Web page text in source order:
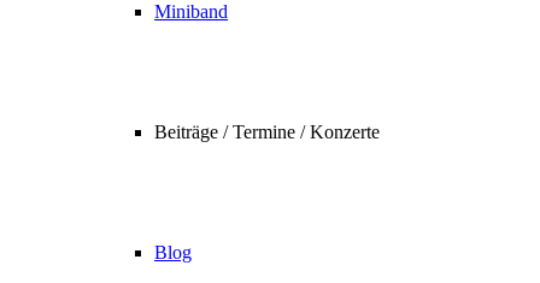
Miniband
Beiträge / Termine / Konzerte
Blog